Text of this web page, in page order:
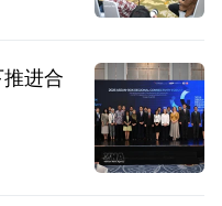
进合